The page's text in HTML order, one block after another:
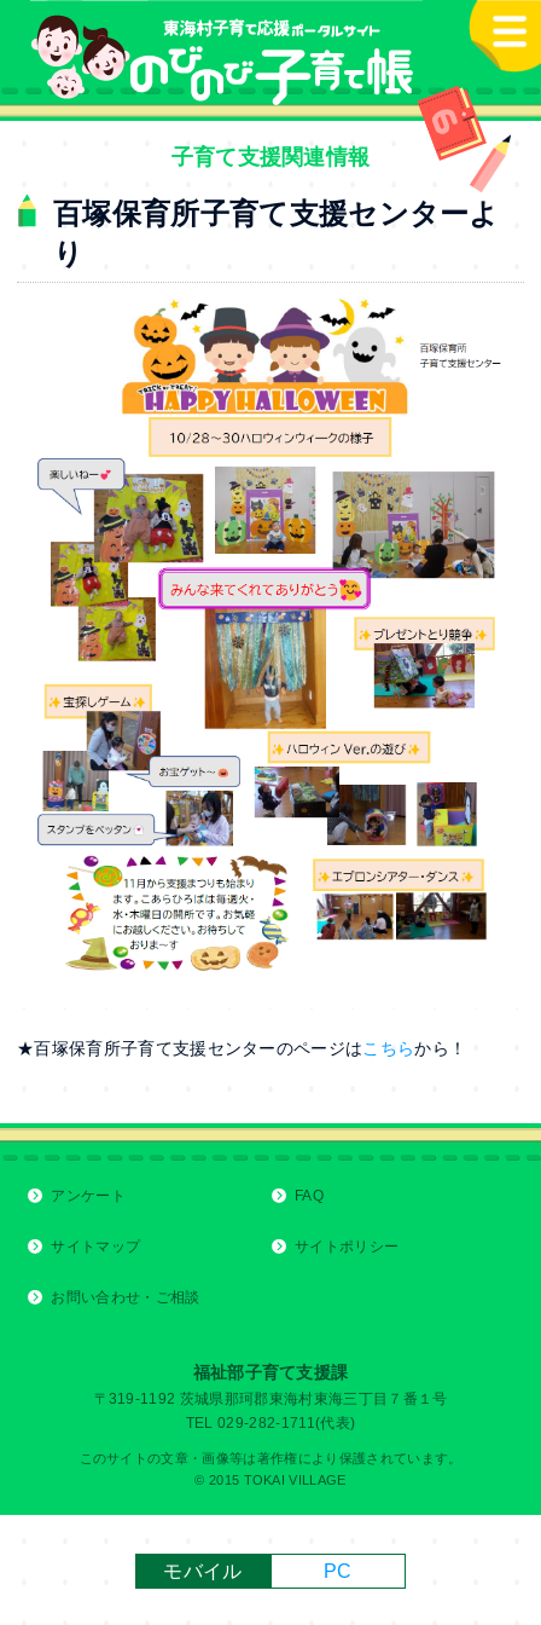
本文へ
子育て支援関連情報
百塚保育所子育て支援センターよ
り
★百塚保育所子育て支援センターのページはこちらから！
アンケート FAQ
サイトマップ サイトポリシー
お問い合わせ・ご相談
福祉部子育て支援課
〒319-1192 茨城県那珂郡東海村東海三丁目７番１号
TEL 029-282-1711(代表)
このサイトの文章・画像等は著作権により保護されています。
© 2015 TOKAI VILLAGE
モバイル PC